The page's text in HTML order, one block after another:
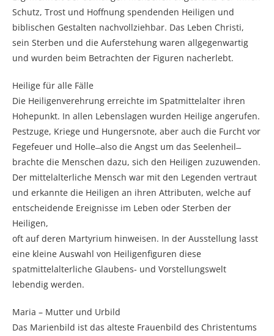
Schutz, Trost und Hoffnung spendenden Heiligen und
biblischen Gestalten nachvollziehbar. Das Leben Christi,
sein Sterben und die Auferstehung waren allgegenwartig
und wurden beim Betrachten der Figuren nacherlebt.
Heilige für alle Fälle
Die Heiligenverehrung erreichte im Spatmittelalter ihren
Hohepunkt. In allen Lebenslagen wurden Heilige angerufen.
Pestzuge, Kriege und Hungersnote, aber auch die Furcht vor
Fegefeuer und Holle ̶ also die Angst um das Seelenheil ̶
brachte die Menschen dazu, sich den Heiligen zuzuwenden.
Der mittelalterliche Mensch war mit den Legenden vertraut
und erkannte die Heiligen an ihren Attributen, welche auf
entscheidende Ereignisse im Leben oder Sterben der
Heiligen,
oft auf deren Martyrium hinweisen. In der Ausstellung lasst
eine kleine Auswahl von Heiligenfiguren diese
spatmittelalterliche Glaubens- und Vorstellungswelt
lebendig werden.
Maria – Mutter und Urbild
Das Marienbild ist das alteste Frauenbild des Christentums